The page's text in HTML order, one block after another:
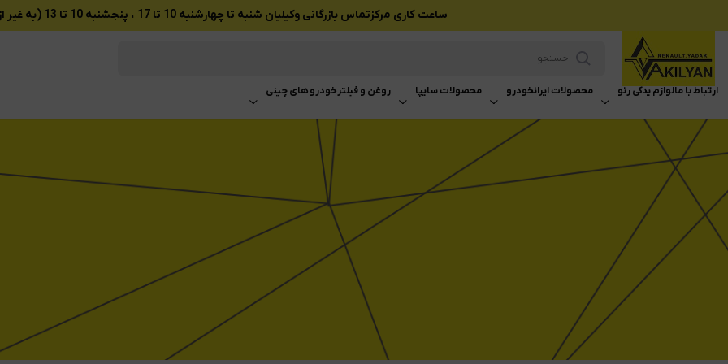
ساعت کاری مرکزتماس بازرگانی وکیلیان شنبه تا چهارشنبه 10 تا 17 ، پنجشنبه 10 تا 13 (به غیر از تعطیلات رسمی)
ارتباط با مالوازم یدکی رنو محصولات ایرانخودرو محصولات سایپا روغن و فیلتر خودرو های چینی